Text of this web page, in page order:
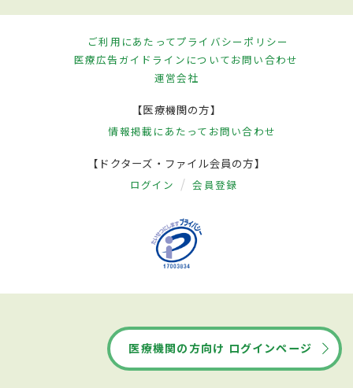
ご利用にあたってプライバシーポリシー
医療広告ガイドラインについてお問い合わせ
運営会社
【医療機関の方】
情報掲載にあたって お問い合わせ
【ドクターズ・ファイル会員の方】
ログイン 会員登録
医療機関の方向け ログインページ